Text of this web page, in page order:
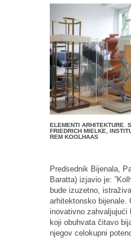
ELEMENTI ARHITEKTURE.
FRIEDRICH MIELKE,
REM KOOLHAAS
Predsednik Bijenala,
Baratta) izjavio je:
bude izuzetno,
arhitektonsko bijenale.
inovativno zahvaljujući
koji obuhvata čitavo
njegov celokupni